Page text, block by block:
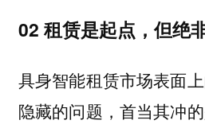
02 租赁是起点，但绝
具身智能租赁市场表面
隐藏的问题，首当其冲